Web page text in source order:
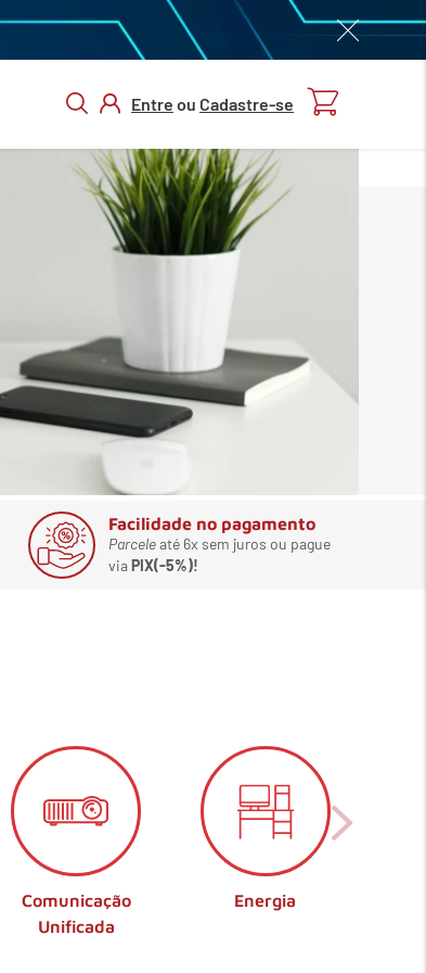
Entre ou Cadastre-se
CADASTRAR
Facilidade no pagamento
Parceleaté 6x sem juros ou pague
viaPIX(-5%)!
Comunicação
Unificada
Energia